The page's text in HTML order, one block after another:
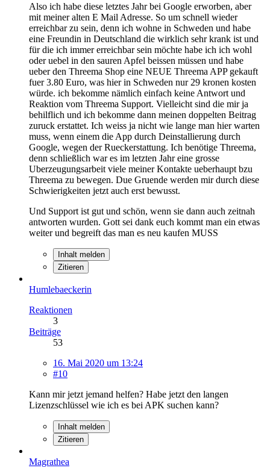
Also ich habe diese letztes Jahr bei Google erworben, aber
mit meiner alten E Mail Adresse. So um schnell wieder
erreichbar zu sein, denn ich wohne in Schweden und habe
eine Freundin in Deutschland die wirklich sehr krank ist und
für die ich immer erreichbar sein möchte habe ich ich wohl
oder uebel in den sauren Apfel beissen müssen und habe
ueber den Threema Shop eine NEUE Threema APP gekauft
fuer 3.80 Euro, was hier in Schweden nur 29 kronen kosten
würde. ich bekomme nämlich einfach keine Antwort und
Reaktion vom Threema Support. Vielleicht sind die mir ja
behilflich und ich bekomme dann meinen doppelten Beitrag
zuruck erstattet. Ich weiss ja nicht wie lange man hier warten
muss, wenn einem die App durch Deinstallierung durch
Google, wegen der Rueckerstattung. Ich benötige Threema,
denn schließlich war es im letzten Jahr eine grosse
Uberzeugungsarbeit viele meiner Kontakte ueberhaupt bzu
Threema zu bewegen. Due Gruende werden mir durch diese
Schwierigkeiten jetzt auch erst bewusst.
Und Support ist gut und schön, wenn sie dann auch zeitnah
antworten wurden. Gott sei dank euch kommt man ein etwas
weiter und begreift das man es neu kaufen MUSS
Inhalt melden
Zitieren
Humlebaeckerin
Reaktionen
3
Beiträge
53
16. Mai 2020 um 13:24
#10
Kann mir jetzt jemand helfen? Habe jetzt den langen
Lizenzschlüssel wie ich es bei APK suchen kann?
Inhalt melden
Zitieren
Magrathea